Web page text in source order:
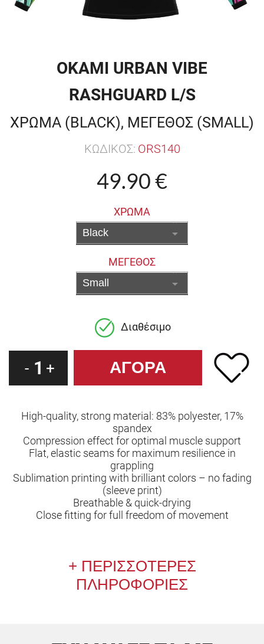
OKAMI URBAN VIBE
RASHGUARD L/S
ΧΡΩΜΑ (BLACK), ΜΕΓΕΘΟΣ (SMALL)
ΚΩΔΙΚΟΣ: ORS140
49.90 €
ΧΡΩΜΑ
ΜΕΓΕΘΟΣ
Διαθέσιμο
- 1 +
High-quality, strong material: 83% polyester, 17%
spandex
Compression effect for optimal muscle support
Flat, elastic seams for maximum resilience in
grappling
Sublimation printing with brilliant colors – no fading
(sleeve print)
Breathable & quick-drying
Close fitting for full freedom of movement
ΠΛΗΡΟΦΟΡΙΕΣ